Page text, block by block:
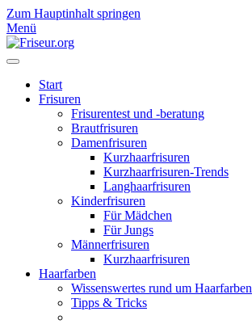
Zum Hauptinhalt springen
Menü
Start
Frisuren
Frisurentest und -beratung
Brautfrisuren
Damenfrisuren
Kurzhaarfrisuren
Kurzhaarfrisuren-Trends
Langhaarfrisuren
Kinderfrisuren
Für Mädchen
Für Jungs
Männerfrisuren
Kurzhaarfrisuren
Haarfarben
Wissenswertes rund um Haarfarben
Tipps & Tricks